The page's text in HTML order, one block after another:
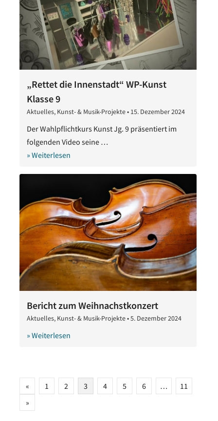
„Rettet die Innenstadt“ WP-Kunst
Klasse 9
Aktuelles, Kunst- & Musik-Projekte• 15. Dezember 2024
Der Wahlpflichtkurs Kunst Jg. 9 präsentiert im
folgenden Video seine …
» Weiterlesen
Bericht zum Weihnachstkonzert
Aktuelles, Kunst- & Musik-Projekte•5. Dezember 2024
» Weiterlesen
Seitennummerierung
der
Beiträge
« 1 2 3 4 5 6 …
11
»